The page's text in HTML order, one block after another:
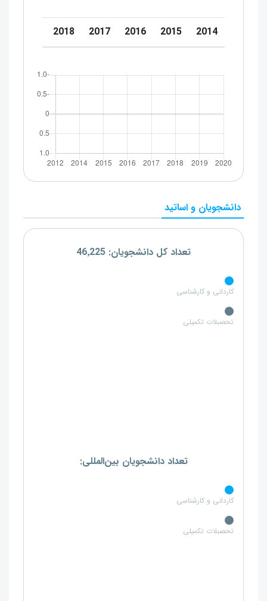
2014
2015
2016
2017
2018
دانشجویان و اساتید
تعداد کل دانشجویان: 46٬225
کاردانی و کارشناسی
تحصبلات تکمیلی
تعداد دانشجویان بین‌المللی:
کاردانی و کارشناسی
تحصبلات تکمیلی